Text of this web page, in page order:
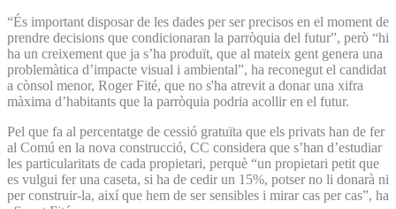
“És important disposar de les dades per ser precisos en el moment de
prendre decisions que condicionaran la parròquia del futur”, però “hi
ha un creixement que ja s’ha produït, que al mateix gent genera una
problemàtica d’impacte visual i ambiental”, ha reconegut el candidat
a cònsol menor, Roger Fité, que no s'ha atrevit a donar una xifra
màxima d’habitants que la parròquia podria acollir en el futur.
Pel que fa al percentatge de cessió gratuïta que els privats han de fer
al Comú en la nova construcció, CC considera que s’han d’estudiar
les particularitats de cada propietari, perquè “un propietari petit que
es vulgui fer una caseta, si ha de cedir un 15%, potser no li donarà ni
per construir-la, així que hem de ser sensibles i mirar cas per cas”, ha